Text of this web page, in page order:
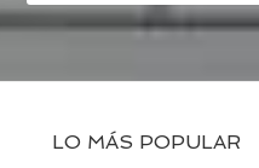
LO MÁS POPULAR